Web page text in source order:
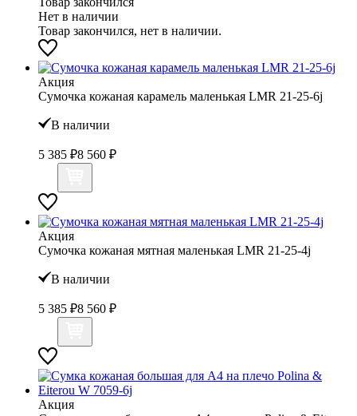
Нет в наличии
Товар закончился, нет в наличии.
Акция
Сумочка кожаная карамель маленькая LMR 21-25-6j
В наличии
5 385 ₽8 560 ₽
Акция
Сумочка кожаная мятная маленькая LMR 21-25-4j
В наличии
5 385 ₽8 560 ₽
Акция